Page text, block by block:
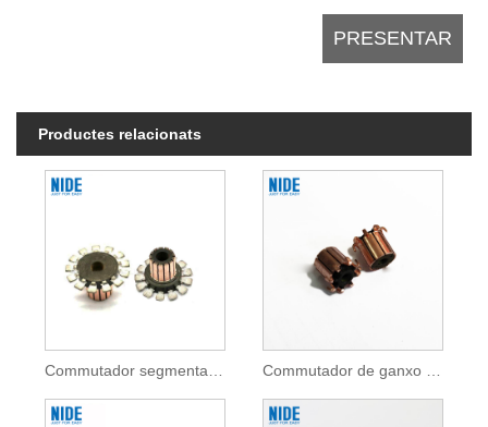
Productes relacionats